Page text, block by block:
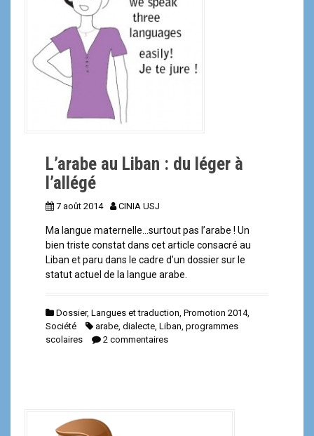
L’arabe au Liban : du léger à
l’allégé
7 août 2014 CINIA USJ
Ma langue maternelle…surtout pas l’arabe ! Un
bien triste constat dans cet article consacré au
Liban et paru dans le cadre d’un dossier sur le
statut actuel de la langue arabe.
Dossier, Langues et traduction Promotion 2014,
Société
arabe dialecte Liban programmes
scolaires
2 commentaires